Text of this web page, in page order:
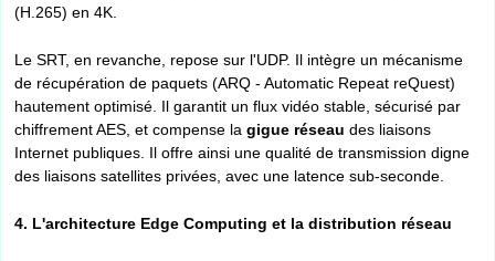
(H.265) en 4K.
Le SRT, en revanche, repose sur l'UDP. Il intègre un mécanisme
de récupération de paquets (ARQ - Automatic Repeat reQuest)
hautement optimisé. Il garantit un flux vidéo stable, sécurisé par
chiffrement AES, et compense la gigue réseau des liaisons
Internet publiques. Il offre ainsi une qualité de transmission digne
des liaisons satellites privées, avec une latence sub-seconde.
4. L'architecture Edge Computing et la distribution réseau